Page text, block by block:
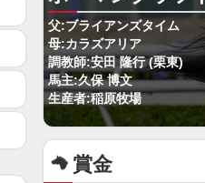
父:ブライアンズタイム
母:カラズアリア
調教師:安田 隆行 (栗東)
馬主:久保 博文
生産者:稲原牧場
賞金